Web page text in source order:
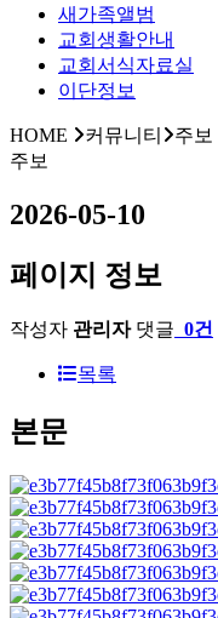
새가족앨범
교회생활안내
교회서식자료실
이단정보
HOME 커뮤니티
주보
주보
2026-05-10
페이지 정보
작성자 관리자 댓글 0건
목록
본문